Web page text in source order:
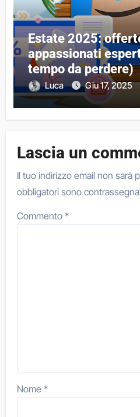
Estate 2025:
appassionati
tempo da perdere)
Luca Giu 17, 2025
Lascia un
Il tuo indirizzo email non sarà
obbligatori sono
Commento*
Nome*